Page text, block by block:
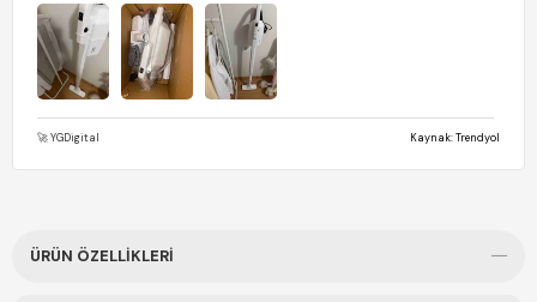
🚀 YGDigital Kaynak: Trendyol
ÜRÜN ÖZELLIKLERI